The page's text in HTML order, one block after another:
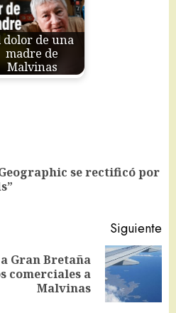
dolor de una
madre de
Malvinas
se rectificó por
Siguiente
Gran Bretaña
comerciales a
Malvinas